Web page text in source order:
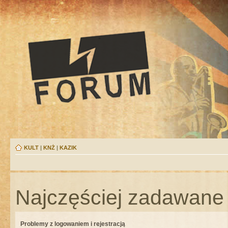
KULT | KNŻ | KAZIK
Najczęściej
Problemy z logowaniem i rejestracją